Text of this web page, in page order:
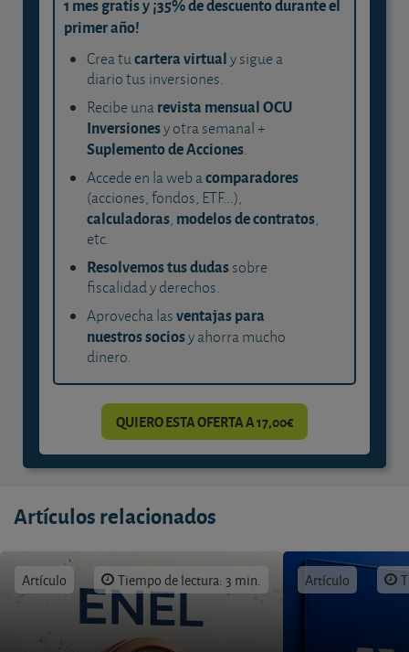
1 mes gratis y ¡35% de descuento durante el
primer año!
Crea tucartera virtualy sigue a
diario tus inversiones.
Recibe unarevista mensual OCU
Inversionesy otra semanal +
Suplemento de Acciones.
Accede en la web acomparadores
(acciones, fondos, ETF...),
calculadoras, modelos de contratos,
etc.
Resolvemos tus dudassobre
fiscalidad y derechos.
Aprovecha lasventajas para
nuestros sociosy ahorra mucho
dinero.
QUIERO ESTA OFERTA A 17,00€
Artículos relacionados
Artículo Tiempo de lectura: 3 min. Artículo